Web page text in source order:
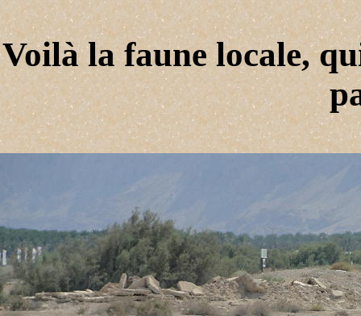
Voilà la faune locale,